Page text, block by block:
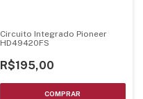
Circuito Integrado Pioneer
HD49420FS
R$195,00